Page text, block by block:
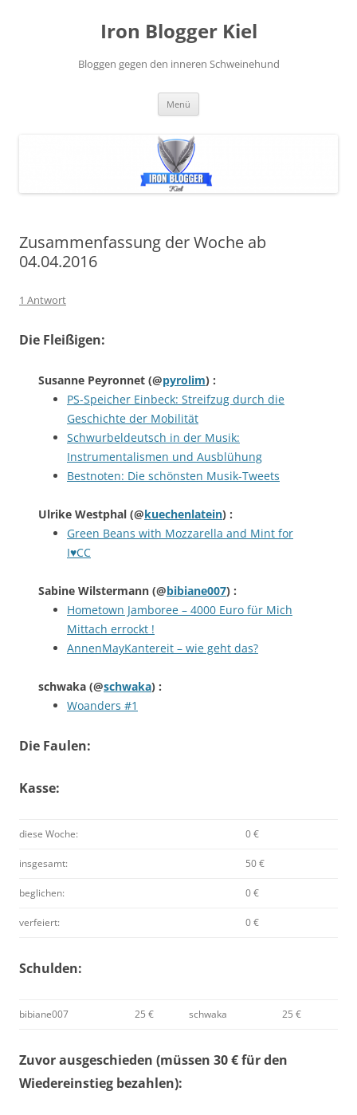
Iron Blogger Kiel
Bloggen gegen den inneren Schweinehund
Menü
Zusammenfassung der Woche ab
04.04.2016
1 Antwort
Die Fleißigen:
Susanne Peyronnet (@pyrolim) :
PS-Speicher Einbeck: Streifzug durch die
Geschichte der Mobilität
Schwurbeldeutsch in der Musik:
Instrumentalismen und Ausblühung
Bestnoten: Die schönsten Musik-Tweets
Ulrike Westphal (@kuechenlatein) :
Green Beans with Mozzarella and Mint for
I♥CC
Sabine Wilstermann (@bibiane007) :
Hometown Jamboree – 4000 Euro für Mich
Mittach errockt !
AnnenMayKantereit – wie geht das?
schwaka (@schwaka) :
Woanders #1
Die Faulen:
Kasse:
diese Woche: 0 €
insgesamt: 50 €
beglichen: 0 €
verfeiert: 0 €
Schulden:
bibiane007 25 € schwaka 25 €
Zuvor ausgeschieden (müssen 30 € für den
Wiedereinstieg bezahlen):